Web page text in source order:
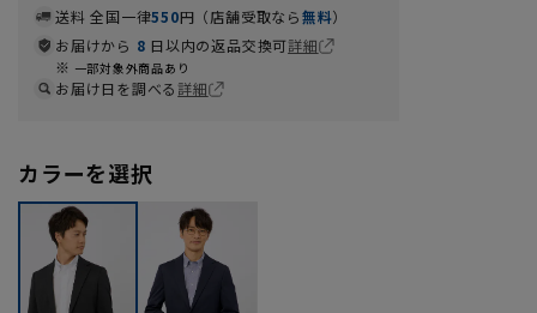
送料 全国一律550円（店舗受取なら無料）
お届けから 8 日以内の返品交換可詳細
一部対象外商品あり
お届け日を調べる詳細
カラーを選択